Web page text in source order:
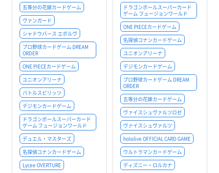
五等分の花嫁カードゲーム
ヴァンガード
シャドウバース エボルヴ
プロ野球カードゲーム DREAM
ORDER
ONE PIECEカードゲーム
ユニオンアリーナ
バトルスピリッツ
デジモンカードゲーム
ドラゴンボールスーパーカード
ゲーム フュージョンワールド
デュエル・マスターズ
名探偵コナンカードゲーム
Lycee OVERTURE
ドラゴンボールスーパーカード
ゲーム フュージョンワールド
ONE PIECEカードゲーム
名探偵コナンカードゲーム
ユニオンアリーナ
デジモンカードゲーム
プロ野球カードゲーム DREAM
ORDER
五等分の花嫁カードゲーム
ヴァイスシュヴァルツロゼ
ヴァイスシュヴァルツ
hololive OFFICIAL CARD GAME
ウルトラマンカードゲーム
ディズニー・ロルカナ